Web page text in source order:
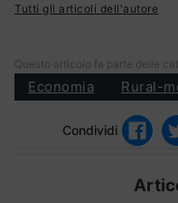
Tutti gli articoli dell'autore
Questo articolo fa parte delle
Economia Rural-
Condividi